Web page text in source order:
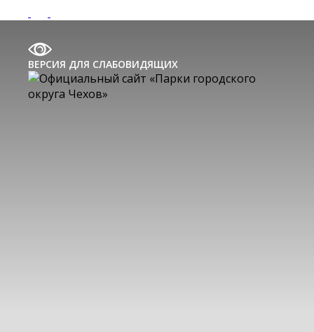
ВЕРСИЯ ДЛЯ СЛАБОВИДЯЩИХ